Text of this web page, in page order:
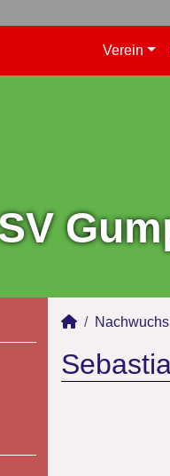
Verein
Nachwuchs